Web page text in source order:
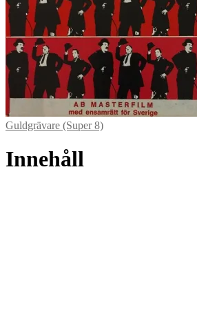
Guldgrävare (Super 8)
Innehåll